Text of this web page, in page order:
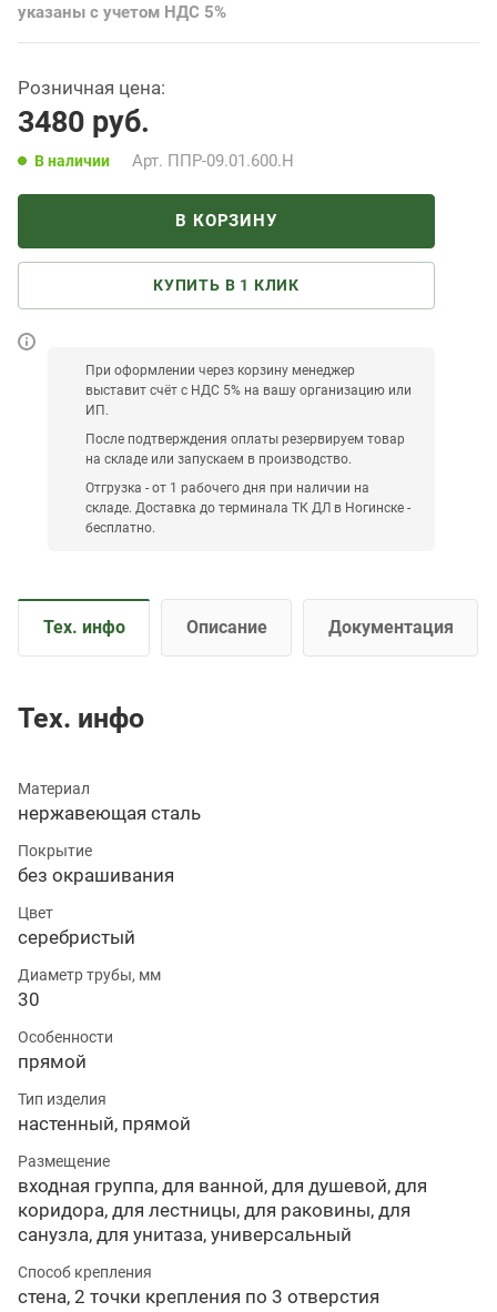
указаны с учетом НДС 5%
Розничная цена:
3480 руб.
В наличии Арт. ППР-09.01.600.Н
В КОРЗИНУ
КУПИТЬ В 1 КЛИК
При оформлении через корзину менеджер
выставит счёт с НДС 5% на вашу организацию или
ИП.
После подтверждения оплаты резервируем товар
на складе или запускаем в производство.
Отгрузка - от 1 рабочего дня при наличии на
складе. Доставка до терминала ТК ДЛ в Ногинске -
бесплатно.
Тех. инфо Описание Документация
Тех. инфо
Материал
нержавеющая сталь
Покрытие
без окрашивания
Цвет
серебристый
Диаметр трубы, мм
30
Особенности
прямой
Тип изделия
настенный, прямой
Размещение
входная группа, для ванной, для душевой, для
коридора, для лестницы, для раковины, для
санузла, для унитаза, универсальный
Способ крепления
стена, 2 точки крепления по 3 отверстия